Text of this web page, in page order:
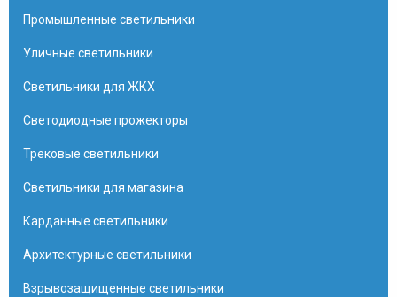
Промышленные светильники
Уличные светильники
Светильники для ЖКХ
Светодиодные прожекторы
Трековые светильники
Светильники для магазина
Карданные светильники
Архитектурные светильники
Взрывозащищенные светильники